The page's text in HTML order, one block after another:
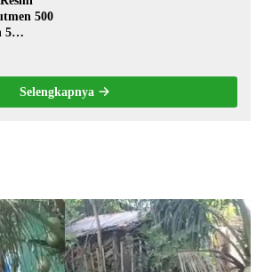
500
5
Selengkapnya